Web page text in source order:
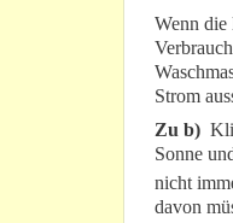
Wenn die
Strom
Zu b)
Sonne
nicht
davon